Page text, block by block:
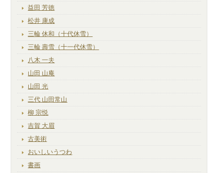
益田 芳徳
松井 康成
三輪 休和（十代休雪）
三輪 壽雪（十一代休雪）
八木 一夫
山田 山庵
山田 光
三代 山田常山
柳 宗悦
吉賀 大眉
古美術
おいしいうつわ
書画